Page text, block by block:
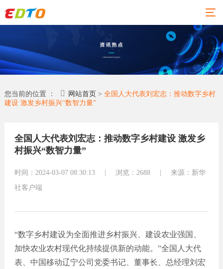
01
网站
建设
02
精品
案例
建设
膳食餐
饮
环保科
技
03
新闻
设
外贸资
04
关于
荣誉资
伴
联系易
06
联系
大道环球
邮箱：
电话：
您当前的位置 ： 网站首页 > 全国人大代表刘宏志：推动数字乡村
建设 激发乡村振兴“数智力量”
全国人大代表刘宏志：推动数字乡村建设 激发乡
村振兴“数智力量”
时间：2024-03-07 08:30:13 浏览：2688
来源：新华
社客户端
“数字乡村建设为全面推进乡村振兴、建设农业强国、
加快农业农村现代化持续提供新的动能。”全国人大代
表、中国移动辽宁公司党委书记、董事长、总经理刘宏